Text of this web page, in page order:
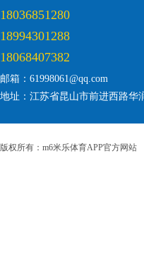
18036851280
18994301288
18068407382
邮箱：61998061@qq.com
地址：江苏省昆山市前进西路华
版权所有：m6米乐体育APP官方网站